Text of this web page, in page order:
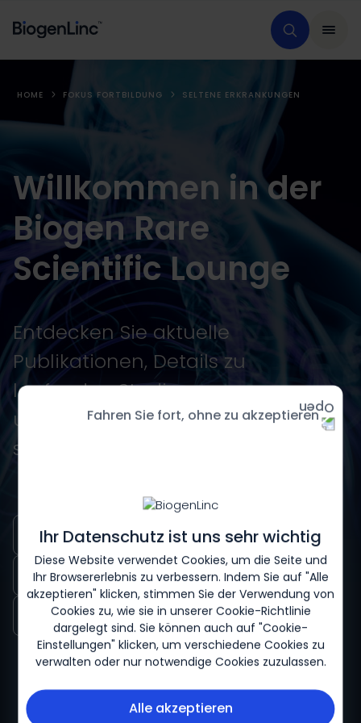
Ihr Datenschutz ist uns sehr wichtig
Diese Website verwendet Cookies, um die Seite und
Ihr Browsererlebnis zu verbessern. Indem Sie auf "Alle
akzeptieren" klicken, stimmen Sie der Verwendung von
Cookies zu, wie sie in unserer Cookie-Richtlinie
dargelegt sind. Sie können auch auf "Cookie-
Einstellungen" klicken, um verschiedene Cookies zu
verwalten oder nur notwendige Cookies zuzulassen.
Alle akzeptieren
Fahren Sie fort, ohne zu akzeptieren
HOME FOKUS FORTBILDUNG SELTENE ERKRANKUNGEN
Willkommen in der
Biogen Rare
Scientific Lounge
Entdecken Sie aktuelle
Publikationen, Details zu
laufenden Studienprogrammen
und neueste Erkenntnisse zu
seltenen Erkrankungen.
Poster
Publikationen
Newsletter
Webinare
Klinische Studien